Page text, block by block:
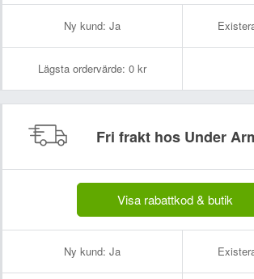
Ny kund: Ja
Lägsta ordervärde: 0 kr
Fri frakt hos Under
Visa rabattkod & butik
Ny kund: Ja